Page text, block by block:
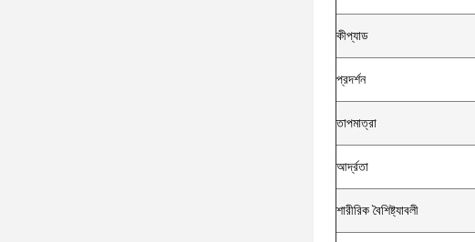
কীপ্যাড
প্রদর্শন
তাপমাত্রা
আর্দ্রতা
শারীরিক বৈশিষ্ট্যাবলী